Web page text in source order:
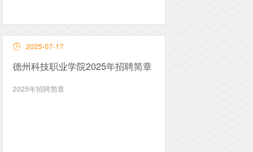
 2025-07-17
德州科技职业学院2025年招聘简章
2025年招聘简章